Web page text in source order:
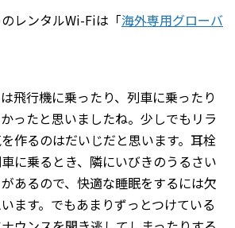
レンタルWi-Fiは「海外専用グローバ
は飛行機に乗ったり、列車に乗ったり
ったと思いましたね。少しでもリラ
作るのはだいじだと思います。耳栓
に乗るとき、隣にいびきのうるさい
あるので、快適な睡眠をするには欠
ます。でもあまりずっとつけている